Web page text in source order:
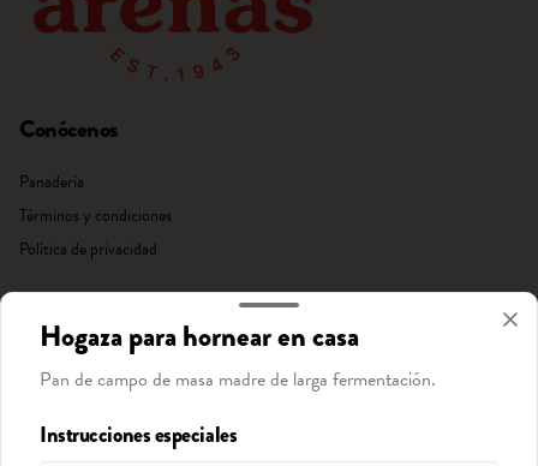
Conócenos
Panadería
Términos y condiciones
Política de privacidad
Redes sociales
Instagram
Facebook
Mi cuenta
Hogaza para hornear en casa
Pan de campo de masa madre de larga fermentación.
Instrucciones especiales